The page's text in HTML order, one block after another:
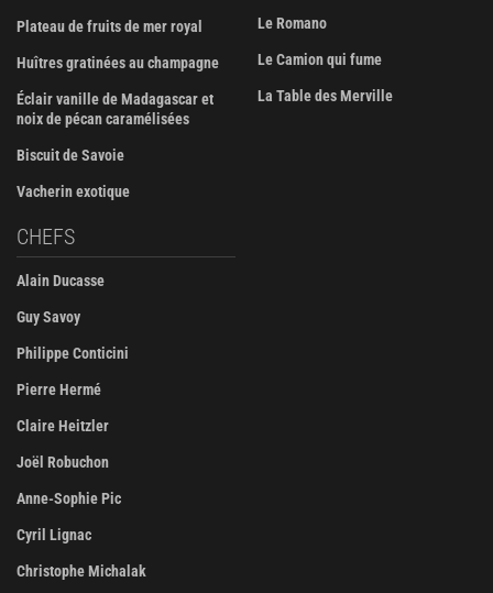
Plateau de fruits de mer royal
Huîtres gratinées au champagne
Éclair vanille de Madagascar et
noix de pécan caramélisées
Biscuit de Savoie
Vacherin exotique
Le Romano
Le Camion qui fume
La Table des Merville
CHEFS
Alain Ducasse
Guy Savoy
Philippe Conticini
Pierre Hermé
Claire Heitzler
Joël Robuchon
Anne-Sophie Pic
Cyril Lignac
Christophe Michalak